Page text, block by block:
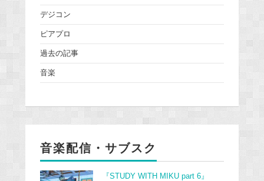
デジコン
ピアプロ
過去の記事
音楽
音楽配信・サブスク
『STUDY WITH MIKU part 6』